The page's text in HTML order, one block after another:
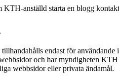
KTH-anställd starta en blogg
endast för
och har myndigheten KTH
webbsidor eller privata ändamål.